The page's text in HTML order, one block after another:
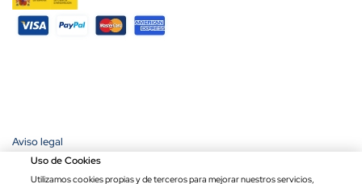
Aviso legal
Política de privacidad
Uso de Cookies
Utilizamos cookies propias y de terceros para mejorar nuestros servicios,